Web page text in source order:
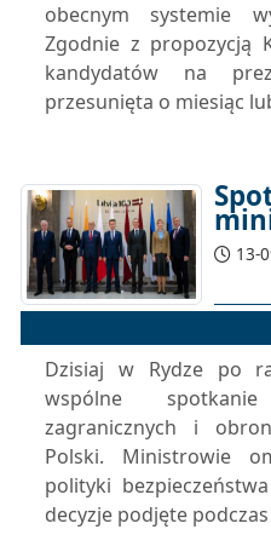
obecnym systemie
Zgodnie z propozycją
kandydatów na
przesunięta o miesiąc
13-
Dzisiaj w Rydze po
wspólne
zagranicznych i
Polski. Ministrowie
polityki
decyzje podjęte